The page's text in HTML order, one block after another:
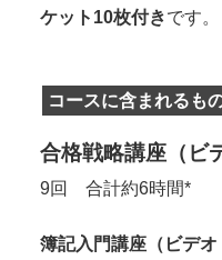
ケット10枚付きです。
コースに含まれるも
合格戦略講座（ビ
9回 合計約6時間*
簿記入門講座（ビデオ